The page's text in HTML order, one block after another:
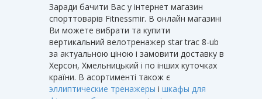
Заради бачити Вас у інтернет магазин
спорттоварів Fitnessmir. В онлайн магазині
Ви можете вибрати та купити
вертикальний велотренажер star trac 8-ub
за актуальною ціною і замовити доставку в
Херсон, Хмельницький і по інших куточках
країни. В асортименті також є
эллиптические тренажеры і шкафы для